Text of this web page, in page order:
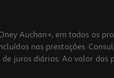
Auchan+, em todos os
nas prestações.
juros diários. Ao valor das